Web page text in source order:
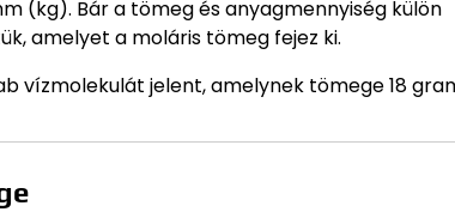
(kg). Bár a tömeg és anyagmennyiség külön
amelyet a moláris tömeg fejez ki.
vízmolekulát jelent, amelynek tömege 18